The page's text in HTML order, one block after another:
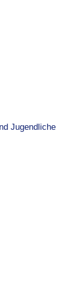
Jugendliche